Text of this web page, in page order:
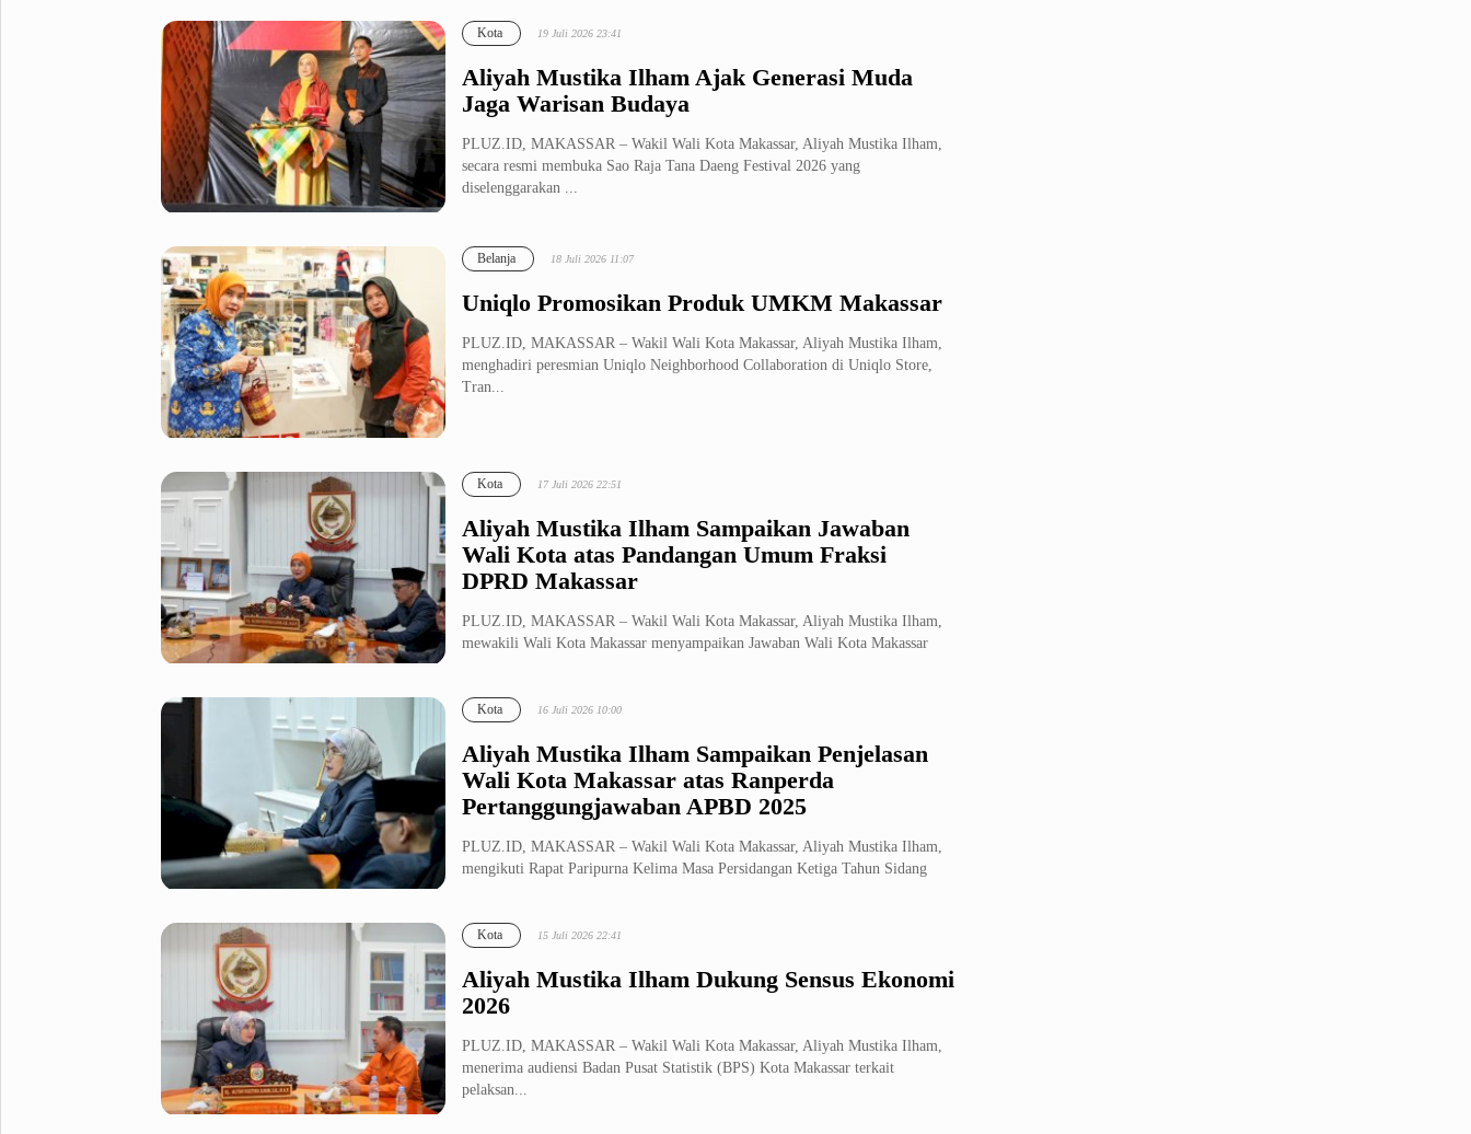
Parenting
Aliyah Mustika Ilham Ajak Generasi Muda
Jaga Warisan Budaya
Kota 19 Juli 2026 23:41
PLUZ.ID, MAKASSAR – Wakil Wali Kota Makassar, Aliyah Mustika Ilham,
secara resmi membuka Sao Raja Tana Daeng Festival 2026 yang
diselenggarakan ...
Uniqlo Promosikan Produk UMKM Makassar
Belanja 18 Juli 2026 11:07
PLUZ.ID, MAKASSAR – Wakil Wali Kota Makassar, Aliyah Mustika Ilham,
menghadiri peresmian Uniqlo Neighborhood Collaboration di Uniqlo Store,
Tran...
Aliyah Mustika Ilham Sampaikan Jawaban
Wali Kota atas Pandangan Umum Fraksi
DPRD Makassar
Kota 17 Juli 2026 22:51
PLUZ.ID, MAKASSAR – Wakil Wali Kota Makassar, Aliyah Mustika Ilham,
mewakili Wali Kota Makassar menyampaikan Jawaban Wali Kota Makassar
Aliyah Mustika Ilham Sampaikan Penjelasan
Wali Kota Makassar atas Ranperda
Pertanggungjawaban APBD 2025
Kota 16 Juli 2026 10:00
PLUZ.ID, MAKASSAR – Wakil Wali Kota Makassar, Aliyah Mustika Ilham,
mengikuti Rapat Paripurna Kelima Masa Persidangan Ketiga Tahun Sidang
Aliyah Mustika Ilham Dukung Sensus Ekonomi
2026
Kota 15 Juli 2026 22:41
PLUZ.ID, MAKASSAR – Wakil Wali Kota Makassar, Aliyah Mustika Ilham,
menerima audiensi Badan Pusat Statistik (BPS) Kota Makassar terkait
pelaksan...